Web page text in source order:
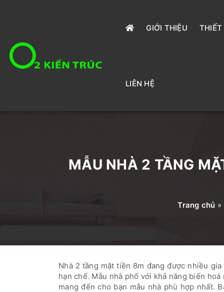
GIỚI THIỆU THIẾT
LIÊN HỆ
MẪU NHÀ 2 TẦNG
Trang chủ »
Nhà 2 tầng mặt tiền 8m đang được nhiều
hạn chế. Mẫu nhà phố với khả năng biến
mang đến cho bạn mẫu nhà phù hợp nhất.